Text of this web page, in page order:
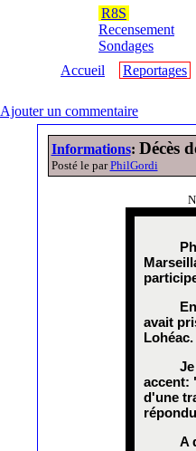
R8S
Recensement
Sondages
Accueil Reportages
Ajouter un commentaire
Informations: Décès
Posté le parPhilGordi
avait
Lohéac.
accent:
d'une
A